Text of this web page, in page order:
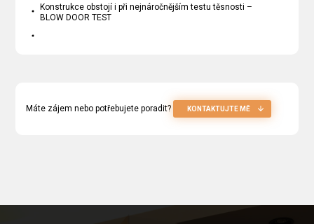
Konstrukce obstojí i při nejnáročnějším testu těsnosti –
BLOW DOOR TEST
Máte zájem nebo potřebujete poradit? KONTAKTUJTE MĚ